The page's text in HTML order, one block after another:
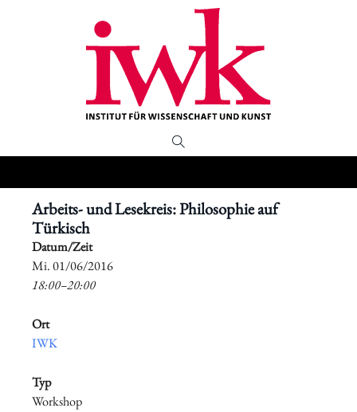
Arbeits- und Lesekreis: Philosophie auf
Türkisch
Datum/Zeit
​Mi. 01/06/2016
18:00–20:00
Ort
IWK
Typ
Workshop